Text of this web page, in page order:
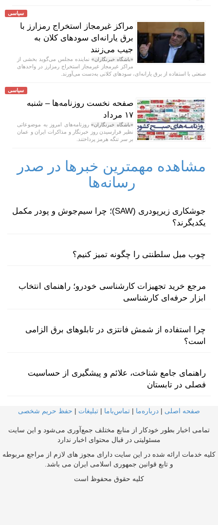
سیاسی
مراکز غیرمجاز استخراج رمزارز با
برق یارانه‌ای سودهای کلان به
جیب می‌زنند
«باشگاه خبرنگاران» نماینده مجلس می‌گوید بخشی از
مراکز غیرمجاز غیرمجاز استخراج رمزارز در واحدهای
صنعتی با استفاده از برق یارانه‌ای، سودهای کلانی به‌دست می‌آورند.
سیاسی
صفحه نخست روزنامه‌ها – شنبه
۱۷ مرداد
«باشگاه خبرنگاران»روزنامه‌های امروز به موضوعاتی
نظیر فرارسیدن روز خبرنگار و مذاکرات ایران و عمان
بر سر تنگه هرمز پرداختند.
مشاهده مهمترین خبرها در صدر
رسانه‌ها
جوشکاری زیرپودری (SAW)؛ چرا سیم‌جوش و پودر مکمل
یکدیگرند؟
چوب مبل سلطنتی را چگونه تمیز کنیم؟
مرجع خرید تجهیزات کارشناسی خودرو؛ راهنمای انتخاب
ابزار حرفه‌ای کارشناسی
چرا استفاده از شمش فانتزی در تابلوهای برق الزامی
است؟
راهنمای جامع شناخت، علائم و پیشگیری از حساسیت
فصلی در تابستان
صفحه اصلی | درباره‌ما | تماس‌با‌ما | تبلیغات | حفظ حریم شخصی
تمامی اخبار بطور خودکار از منابع مختلف جمع‌آوری می‌شود و این سایت
مسئولیتی در قبال محتوای اخبار ندارد
کلیه خدمات ارائه شده در این سایت دارای مجوز های لازم از مراجع مربوطه
و تابع قوانین جمهوری اسلامی ایران می باشد.
کلیه حقوق محفوظ است